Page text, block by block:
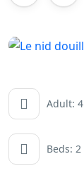
Adult: 4
Beds: 2